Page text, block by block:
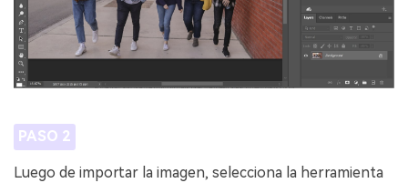
PASO 2
Luego de importar la imagen, selecciona la herramienta